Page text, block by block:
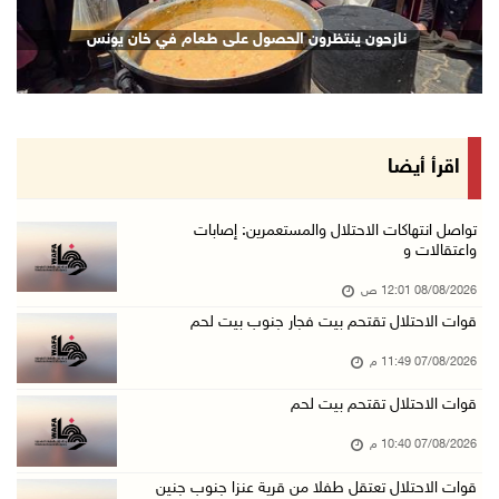
نادي الأسير: تجديد أمرَ منع زيارات الأسرى إجر ...
07/آب/2026 08:24 م
مستعمرون يهاجمون قرية أبو نجيم ويصيبون مواطني ...
مستعمرون يهاجمون مساكن المواطنين في خربة الحم ...
بعد تجديد منع زيارات المعتقلين: أبو الحمص يدع ...
الرئاسة ترحب بإطلاق السعودية التحالف البحري ا ...
07/آب/2026 06:17 م
(محدث) نابلس: إصابة مواطن واعتقاله إثر هجوم ل ...
07/آب/2026 06:04 م
الرئاسة ترحب باتفاقية مكة للدفاع المشترك بين ...
نازحون ينتظرون الحصول على طعام في خان يونس
اقرأ أيضا
تواصل انتهاكات الاحتلال والمستعمرين: إصابات
واعتقالات و
08/08/2026 12:01 ص
قوات الاحتلال تقتحم بيت فجار جنوب بيت لحم
07/08/2026 11:49 م
قوات الاحتلال تقتحم بيت لحم
07/08/2026 10:40 م
قوات الاحتلال تعتقل طفلا من قرية عنزا جنوب جنين